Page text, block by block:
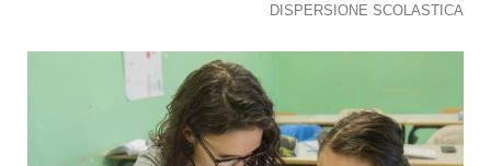
DISPERSIONE SCOLASTICA